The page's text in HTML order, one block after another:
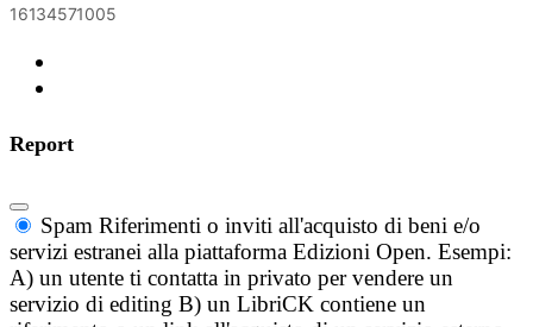
16134571005
Report
Spam Riferimenti o inviti all'acquisto di beni e/o
servizi estranei alla piattaforma Edizioni Open. Esempi:
A) un utente ti contatta in privato per vendere un
servizio di editing B) un LibriCK contiene un